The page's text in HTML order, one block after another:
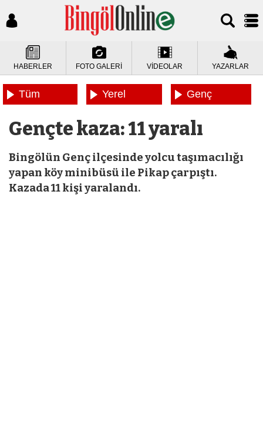
HABERLER FOTO GALERİ VİDEOLAR YAZARLAR
Tüm
Yerel
Genç
Gençte kaza: 11 yaralı
Bingölün Genç ilçesinde yolcu taşımacılığı
yapan köy minibüsü ile Pikap çarpıştı.
Kazada 11 kişi yaralandı.